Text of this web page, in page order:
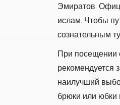
Эмиратов.
ислам. Чтобы
сознательным
При посещении
рекомендуется
наилучший
брюки или юбки